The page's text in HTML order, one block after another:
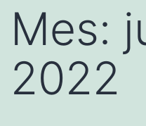
Mes:
2022